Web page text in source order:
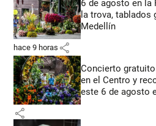
6 de agosto en la
la trova, tablados
Medellín
hace 9 horas share
Concierto
en el Centro y
este 6 de agosto
share